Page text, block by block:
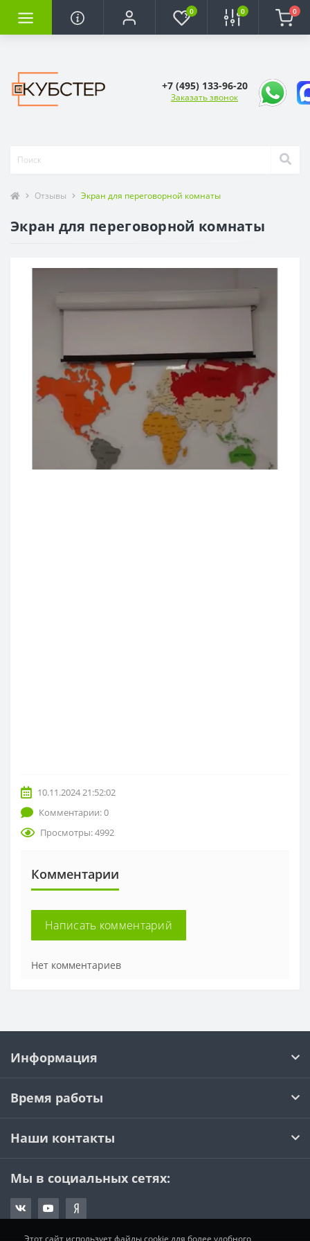
0 0 0
+7 (495) 133-96-20
Заказать звонок
Отзывы Экран для переговорной комнаты
Экран для переговорной комнаты
10.11.2024 21:52:02
Комментарии: 0
Просмотры: 4992
Комментарии
Написать комментарий
Нет комментариев
Информация
Время работы
Наши контакты
Мы в социальных сетях:
Этот сайт использует файлы cookie для более удобного